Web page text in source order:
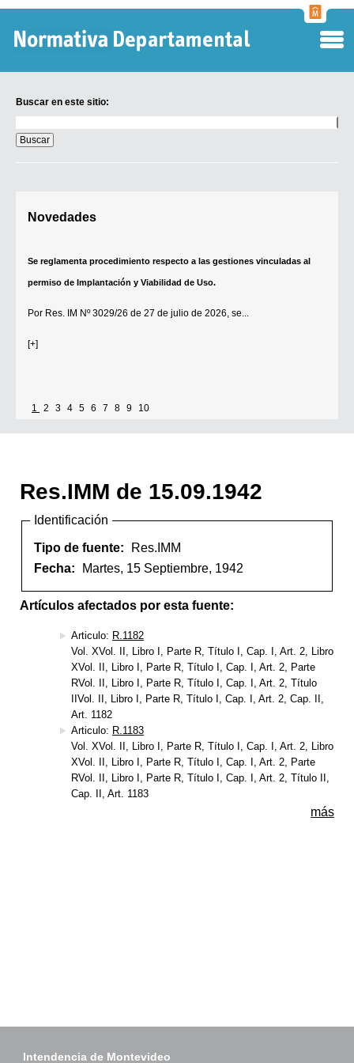
Buscar en este sitio:
en
este
sitio:
Novedades
Se reglamenta procedimiento respecto a las gestiones vinculadas al
permiso de Implantación y Viabilidad de Uso.
Por Res. IM Nº 3029/26 de 27 de julio de 2026, se...
[+]
1 2 3 4 5 6 7 8 9 10
Res.IMM de 15.09.1942
Identificación
Tipo de fuente:
Res.IMM
Fecha:
Martes, 15 Septiembre, 1942
Artículos afectados por esta fuente:
Articulo: R.1182
Vol. XVol. II, Libro I, Parte R, Título I, Cap. I, Art. 2, Libro
XVol. II, Libro I, Parte R, Título I, Cap. I, Art. 2, Parte
RVol. II, Libro I, Parte R, Título I, Cap. I, Art. 2, Título
IIVol. II, Libro I, Parte R, Título I, Cap. I, Art. 2, Cap. II,
Art. 1182
Articulo: R.1183
Vol. XVol. II, Libro I, Parte R, Título I, Cap. I, Art. 2, Libro
XVol. II, Libro I, Parte R, Título I, Cap. I, Art. 2, Parte
RVol. II, Libro I, Parte R, Título I, Cap. I, Art. 2, Título II,
Cap. II, Art. 1183
más
Intendencia de Montevideo